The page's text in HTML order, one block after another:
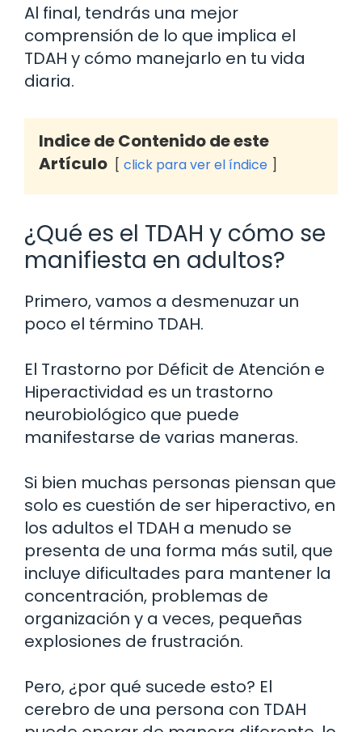
Al final, tendrás una mejor
comprensión de lo que implica el
TDAH y cómo manejarlo en tu vida
diaria.
Indice de Contenido de este
Artículo
click para ver el índice
¿Qué es el TDAH y cómo se
manifiesta en adultos?
Primero, vamos a desmenuzar un
poco el término TDAH.
El Trastorno por Déficit de Atención e
Hiperactividad es un trastorno
neurobiológico que puede
manifestarse de varias maneras.
Si bien muchas personas piensan que
solo es cuestión de ser hiperactivo, en
los adultos el TDAH a menudo se
presenta de una forma más sutil, que
incluye dificultades para mantener la
concentración, problemas de
organización y a veces, pequeñas
explosiones de frustración.
Pero, ¿por qué sucede esto? El
cerebro de una persona con TDAH